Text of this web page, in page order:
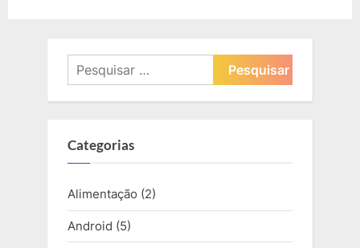
Pesquisar
por:
Categorias
Alimentação (2)
Android (5)